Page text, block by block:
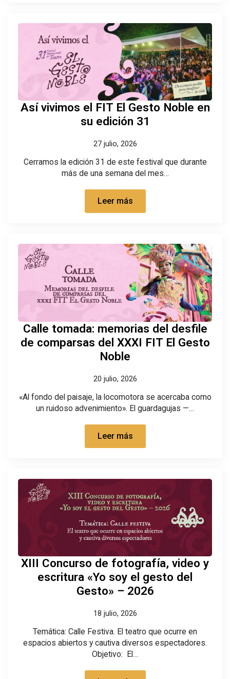
Así vivimos el FIT El Gesto Noble en
su edición 31
27 julio, 2026
Cerramos la edición 31 de este festival que durante
más de una semana del mes…
Leer más
Calle tomada: memorias del desfile
de comparsas del XXXI FIT El Gesto
Noble
20 julio, 2026
«Al fondo del paisaje, la locomotora se acercaba como
un ruidoso advenimiento». El guardagujas —…
Leer más
XIII Concurso de fotografía, video y
escritura «Yo soy el gesto del
Gesto» – 2026
18 julio, 2026
Temática: Calle Festiva. El teatro que ocurre en
espacios abiertos y cautiva diversos espectadores.
Objetivo: El…